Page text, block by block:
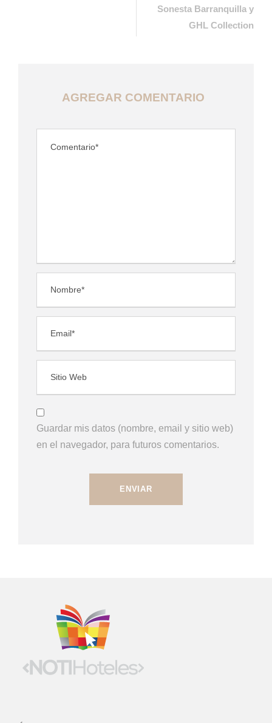
Sonesta Barranquilla y
GHL Collection
AGREGAR COMENTARIO
Guardar mis datos (nombre, email y sitio web)
en el navegador, para futuros comentarios.